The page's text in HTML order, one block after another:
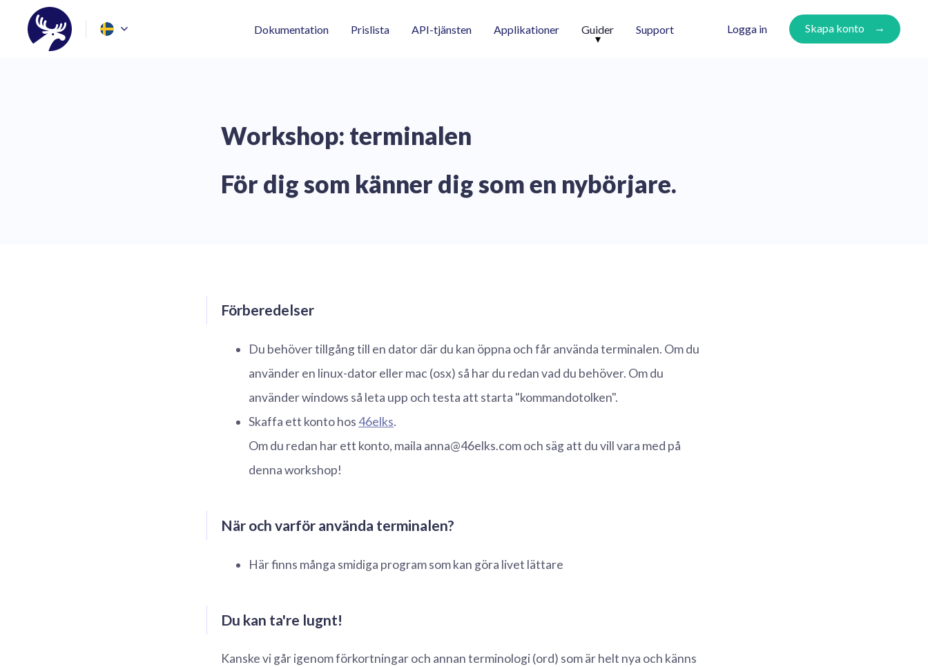
Dokumentation Prislista API-tjänsten Applikationer Guider Support Logga in Skapa konto
Workshop: terminalen
För dig som känner dig som en nybörjare.
Förberedelser
Du behöver tillgång till en dator där du kan öppna och får använda terminalen. Om du
använder en linux-dator eller mac (osx) så har du redan vad du behöver. Om du
använder windows så leta upp och testa att starta "kommandotolken".
Skaffa ett konto hos 46elks.
Om du redan har ett konto, maila anna@46elks.com och säg att du vill vara med på
denna workshop!
När och varför använda terminalen?
Här finns många smidiga program som kan göra livet lättare
Du kan ta're lugnt!
Kanske vi går igenom förkortningar och annan terminologi (ord) som är helt nya och känns